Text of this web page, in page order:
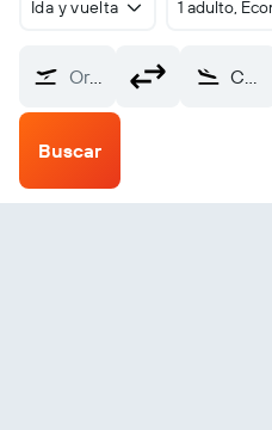
Ida y vuelta 1 adulto,
Origen Ceduna (CED)
Buscar